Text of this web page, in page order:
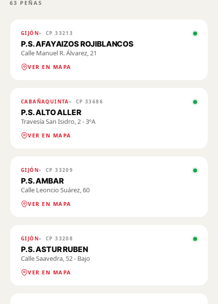
LUANCO - GOZÓN
NIEMBRO - LLANES
POLA DE LAVIANA
QUINTES (VILLAVICIOSA)
SALAS SARIEGO
TEVERGA TORREVIEJA
VEGADEO
63 PEÑAS
GIJÓN CP33213
P.S. AFAYAIZOS ROJIBLANCOS
Calle Manuel R. Álvarez, 21
VER EN MAPA
CABAÑAQUINTA CP33686
P.S. ALTO ALLER
Travesía San Isidro, 2 - 3ºA
VER EN MAPA
GIJÓN CP33209
P.S. AMBAR
Calle Leoncio Suárez, 60
VER EN MAPA
GIJÓN CP33208
P.S. ASTUR RUBEN
Calle Saavedra, 52 - Bajo
VER EN MAPA